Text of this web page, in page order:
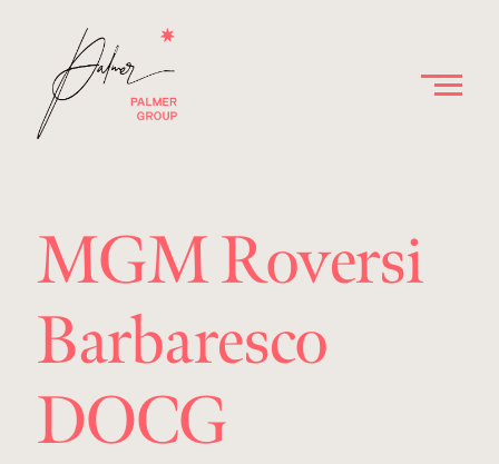
MGM Roversi
Barbaresco
DOCG